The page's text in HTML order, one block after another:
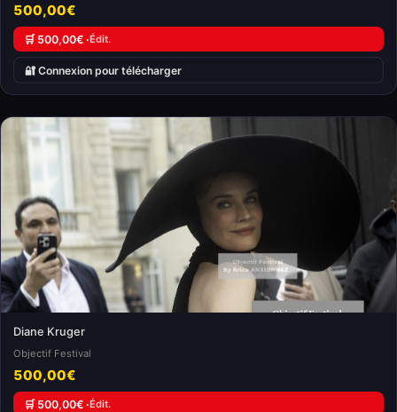
500,00€
🛒 500,00€ ·Édit.
🔐 Connexion pour télécharger
Diane Kruger
Objectif Festival
500,00€
🛒 500,00€ ·Édit.